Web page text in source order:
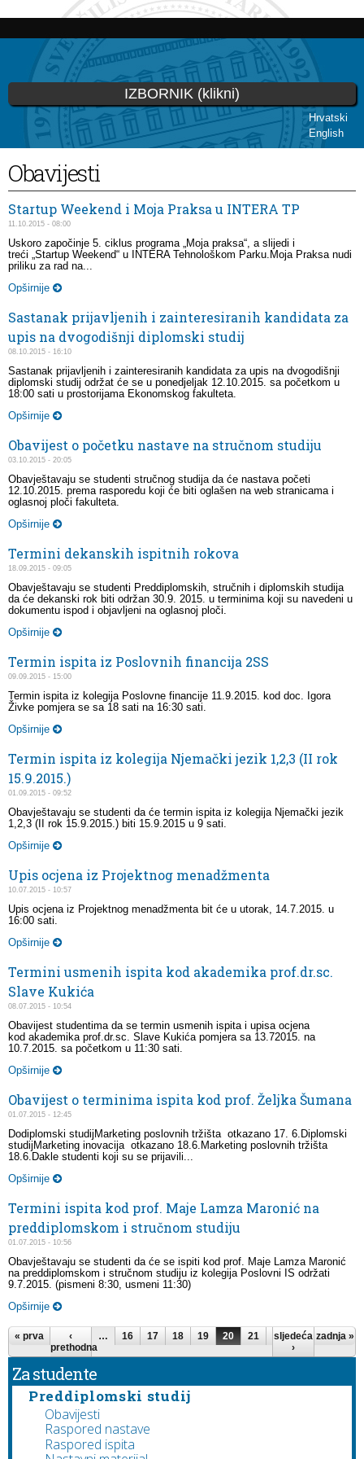
Skoči
glavni
sadržaj
Hrvatski
English
IZBORNIK (klikni)
Vi ste ovdje
Obavijesti
Startup Weekend i Moja Praksa u INTERA TP
11.10.2015 - 08:00
Uskoro započinje 5. ciklus programa „Moja praksa“, a slijedi i
treći „Startup Weekend“ u INTERA Tehnološkom Parku.Moja Praksa nudi
priliku za rad na...
Opširnije
Sastanak prijavljenih i zainteresiranih kandidata za
upis na dvogodišnji diplomski studij
08.10.2015 - 16:10
Sastanak prijavljenih i zainteresiranih kandidata za upis na dvogodišnji
diplomski studij održat će se u ponedjeljak 12.10.2015. sa početkom u
18:00 sati u prostorijama Ekonomskog fakulteta.
Opširnije
Obavijest o početku nastave na stručnom studiju
03.10.2015 - 20:05
Obavještavaju se studenti stručnog studija da će nastava početi
12.10.2015. prema rasporedu koji će biti oglašen na web stranicama i
oglasnoj ploči fakulteta.
Opširnije
Termini dekanskih ispitnih rokova
18.09.2015 - 09:05
Obavještavaju se studenti Preddiplomskih, stručnih i diplomskih studija
da će dekanski rok biti održan 30.9. 2015. u terminima koji su navedeni u
dokumentu ispod i objavljeni na oglasnoj ploči.
Opširnije
Termin ispita iz Poslovnih financija 2SS
09.09.2015 - 15:00
Termin ispita iz kolegija Poslovne financije 11.9.2015. kod doc. Igora
Živke pomjera se sa 18 sati na 16:30 sati.
Opširnije
Termin ispita iz kolegija Njemački jezik 1,2,3 (II rok
15.9.2015.)
01.09.2015 - 09:52
Obavještavaju se studenti da će termin ispita iz kolegija Njemački jezik
1,2,3 (II rok 15.9.2015.) biti 15.9.2015 u 9 sati.
Opširnije
Upis ocjena iz Projektnog menadžmenta
10.07.2015 - 10:57
Upis ocjena iz Projektnog menadžmenta bit će u utorak, 14.7.2015. u
16:00 sati.
Opširnije
Termini usmenih ispita kod akademika prof.dr.sc.
Slave Kukića
08.07.2015 - 10:54
Obavijest studentima da se termin usmenih ispita i upisa ocjena
kod akademika prof.dr.sc. Slave Kukića pomjera sa 13.72015. na
10.7.2015. sa početkom u 11:30 sati.
Opširnije
Obavijest o terminima ispita kod prof. Željka Šumana
01.07.2015 - 12:45
Dodiplomski studijMarketing poslovnih tržišta otkazano 17. 6.Diplomski
studijMarketing inovacija otkazano 18.6.Marketing poslovnih tržišta
18.6.Dakle studenti koji su se prijavili...
Opširnije
Termini ispita kod prof. Maje Lamza Maronić na
preddiplomskom i stručnom studiju
01.07.2015 - 10:56
Obavještavaju se studenti da će se ispiti kod prof. Maje Lamza Maronić
na preddiplomskom i stručnom studiju iz kolegija Poslovni IS održati
9.7.2015. (pismeni 8:30, usmeni 11:30)
Opširnije
Stranice
« prva
‹
prethodna
… 16 17 18 19 20 21 22 23 24
sljedeća
›
zadnja »
Za studente
Preddiplomski studij
Obavijesti
Raspored nastave
Raspored ispita